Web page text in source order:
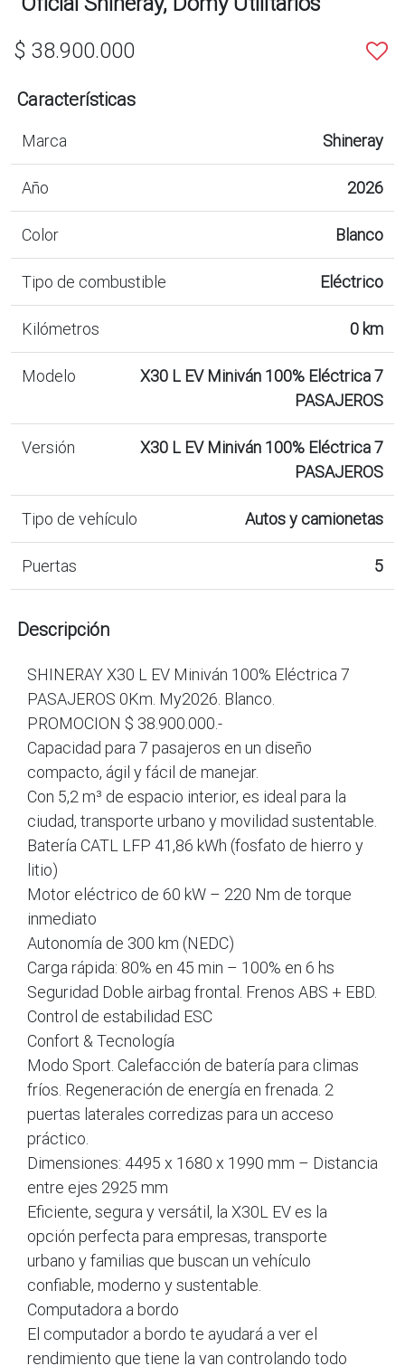
$ 38.900.000
Características
Marca Shineray
Año 2026
Color Blanco
Tipo de combustible Eléctrico
Kilómetros 0 km
Modelo
X30 L EV Miniván 100% Eléctrica 7
PASAJEROS
Versión
X30 L EV Miniván 100% Eléctrica 7
PASAJEROS
Tipo de vehículo Autos y camionetas
Puertas 5
Descripción
SHINERAY X30 L EV Miniván 100% Eléctrica 7
PASAJEROS 0Km. My2026. Blanco.
PROMOCION $ 38.900.000.-
Capacidad para 7 pasajeros en un diseño
compacto, ágil y fácil de manejar.
Con 5,2 m³ de espacio interior, es ideal para la
ciudad, transporte urbano y movilidad sustentable.
Batería CATL LFP 41,86 kWh (fosfato de hierro y
litio)
Motor eléctrico de 60 kW – 220 Nm de torque
inmediato
Autonomía de 300 km (NEDC)
Carga rápida: 80% en 45 min – 100% en 6 hs
Seguridad Doble airbag frontal. Frenos ABS + EBD.
Control de estabilidad ESC
Confort & Tecnología
Modo Sport. Calefacción de batería para climas
fríos. Regeneración de energía en frenada. 2
puertas laterales corredizas para un acceso
práctico.
Dimensiones: 4495 x 1680 x 1990 mm – Distancia
entre ejes 2925 mm
Eficiente, segura y versátil, la X30L EV es la
opción perfecta para empresas, transporte
urbano y familias que buscan un vehículo
confiable, moderno y sustentable.
Computadora a bordo
El computador a bordo te ayudará a ver el
rendimiento que tiene la van controlando todo